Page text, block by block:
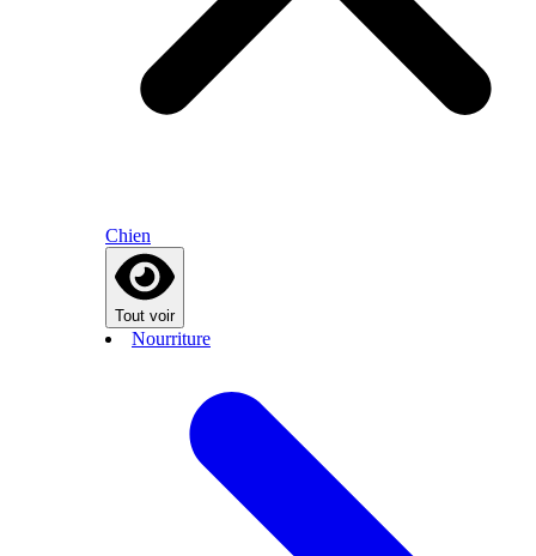
Chien
Tout voir
Nourriture